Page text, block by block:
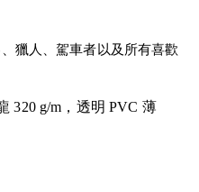
獵人、駕車者以及所有喜歡
320 g/m，透明 PVC 薄